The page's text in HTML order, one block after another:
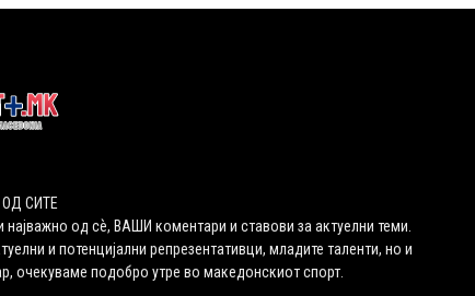
ОД СИТЕ
од сѐ, ВАШИ коментари и ставови за актуелни теми.
и потенцијални репрезентативци, младите таленти, но и
очекуваме подобро утре во македонскиот спорт.